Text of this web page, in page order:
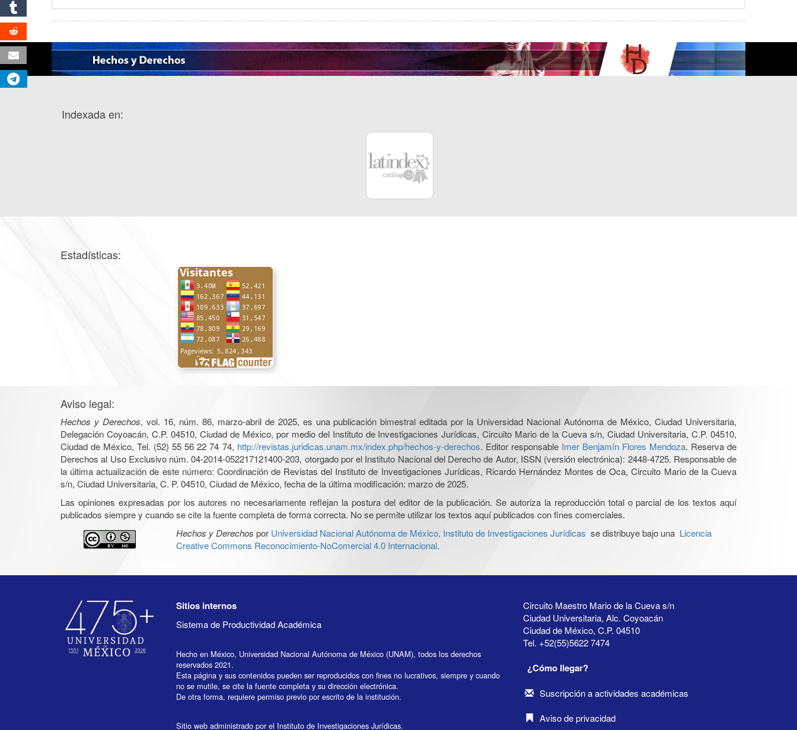
Indexada en:
Estadísticas:
Aviso legal:
Hechos y Derechos, vol. 16, núm. 86, marzo-abril de 2025, es una publicación bimestral editada por la Universidad Nacional Autónoma de México, Ciudad Universitaria,
Delegación Coyoacán, C.P. 04510, Ciudad de México, por medio del Instituto de Investigaciones Jurídicas, Circuito Mario de la Cueva s/n, Ciudad Universitaria, C.P. 04510,
Ciudad de México, Tel. (52) 55 56 22 74 74, http://revistas.juridicas.unam.mx/index.php/hechos-y-derechos. Editor responsable Imer Benjamín Flores Mendoza. Reserva de
Derechos al Uso Exclusivo núm. 04-2014-052217121400-203, otorgado por el Instituto Nacional del Derecho de Autor, ISSN (versión electrónica): 2448-4725. Responsable de
la última actualización de este número: Coordinación de Revistas del Instituto de Investigaciones Jurídicas, Ricardo Hernández Montes de Oca, Circuito Mario de la Cueva
s/n, Ciudad Universitaria, C. P. 04510, Ciudad de México, fecha de la última modificación: marzo de 2025.
Las opiniones expresadas por los autores no necesariamente reflejan la postura del editor de la publicación. Se autoriza la reproducción total o parcial de los textos aquí
publicados siempre y cuando se cite la fuente completa de forma correcta. No se permite utilizar los textos aquí publicados con fines comerciales.
Hechos y Derechos por Universidad Nacional Autónoma de México, Instituto de Investigaciones Jurídicas se distribuye bajo una Licencia
Creative Commons Reconocimiento-NoComercial 4.0 Internacional.
Sitios internos
Sistema de Productividad Académica
Hecho en México, Universidad Nacional Autónoma de México (UNAM), todos los derechos
reservados 2021.
Esta página y sus contenidos pueden ser reproducidos con fines no lucrativos, siempre y cuando
no se mutile, se cite la fuente completa y su dirección electrónica.
De otra forma, requiere permiso previo por escrito de la institución.
Sitio web administrado por el Instituto de Investigaciones Jurídicas.
Circuito Maestro Mario de la Cueva s/n
Ciudad Universitaria, Alc. Coyoacán
Ciudad de México, C.P. 04510
Tel. +52(55)5622 7474
¿Cómo llegar?
Suscripción a actividades académicas
Aviso de privacidad